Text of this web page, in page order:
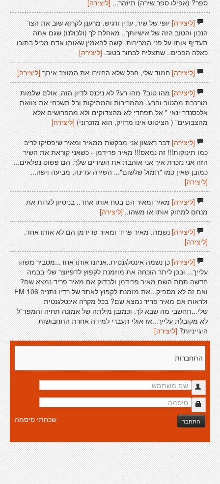
ספר? (אפילו ספר שירה) תיזהר... [ליצירה]
[ליצירה]יופי של שיר, עדין ורגיש. מרענן לקרוא שוב את הצד
הנכון והטוב הזה של אישיותך.. מאחלת לך (ולכולנו) שגם אתה
תעדיף אותו על פני המרירות. קשה להאמין שאותו אדם מכיל בתוכו
כאלה הפכים.. שתצליח לבחור בטוב.[ליצירה]
[ליצירה]חמוד שלי, חבל שלא החזירו את המוצב איתך [ליצירה]
[ליצירה]מהו טוב? מהו רע? לא ניכנס לדיון הזה, אולם שלמות
מורכבת מהטוב והרע, מהמרירות והמתיקות ובל תשכחי את צוואת
אלכסנדר ינאי " אל תפחדי לא מהצדוקים ולא מהפרושים אלא
מהצבועים" ( הציטוט אינו מדויק, הוא מזכרוני)[ליצירה]
[ליצירה]דבר ראשון אני מבקשת ממאיר ומאיר שיפסיקו לריב
כמו תינוקות!!! זה נמאס!!! מאיר פרידמן - כשאני קוראת את השיר
הזה אני נזכרת איך אני אוהבת את השירים שלך. הם פשוט נפלאים...
כמובן שאין כמו "תמול שלשום"... השירה עדינה, מביעה ויפה...
[ליצירה]
[ליצירה]מאיר ומאיר הם בטח אותו אחד.. בניסיון לגרות את
מנחם למחוק אותו או משהו.. [ליצירה]
[ליצירה]נשמת. מאיר פריד ומאיר פרידמן הם לא אותו אחד.
[ליצירה]
[ליצירה]כן נשמה אינטלגנטית..אנחנו אותו אחד...מסביר משהו
עלייך... ובכן ליתר הוכחה את מוזמנת לקפוץ לדפיוצר שלי בבמה
חדשה תחת השם מאיר פרידמן ולבדוק אם מאיר פריד נמצא שם?
ואם זה לא מספיק...את מזמנת לקפוץ לאתר של רדיו נתניה 106 FM
ולראות אם מאיר פריד נמצא שם? בכל מקרה אינטלגנטית
שלי...תחשבי מה שבא לך. וכמובן מילתה של אמונה תחיה והמפד"ל
לא מקובלת עלייך...אז אולי תעברי למידה אחרת התחבושות
היגייניות?[ליצירה]
התחברות
התחבר שכחתי סיסמה